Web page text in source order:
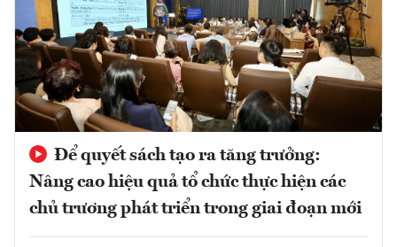
Để quyết sách tạo ra tăng trưởng:
Nâng cao hiệu quả tổ chức thực hiện các
chủ trương phát triển trong giai đoạn mới